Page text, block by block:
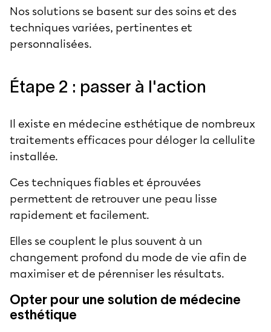
Nos solutions se basent sur des soins et des
techniques variées, pertinentes et
personnalisées.
Étape 2 : passer à l'action
Il existe en médecine esthétique de nombreux
traitements efficaces pour déloger la cellulite
installée.
Ces techniques fiables et éprouvées
permettent de retrouver une peau lisse
rapidement et facilement.
Elles se couplent le plus souvent à un
changement profond du mode de vie afin de
maximiser et de pérenniser les résultats.
Opter pour une solution de médecine
esthétique